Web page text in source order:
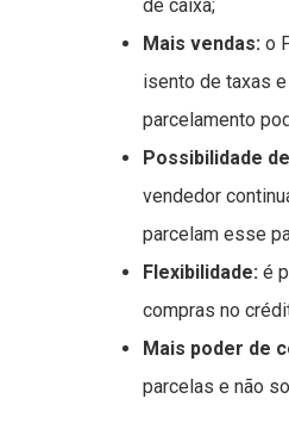
de caixa;
Mais vendas: o
isento de taxas
parcelamento
Possibilidade
vendedor
parcelam esse
Flexibilidade: é
compras no
Mais poder de
parcelas e não